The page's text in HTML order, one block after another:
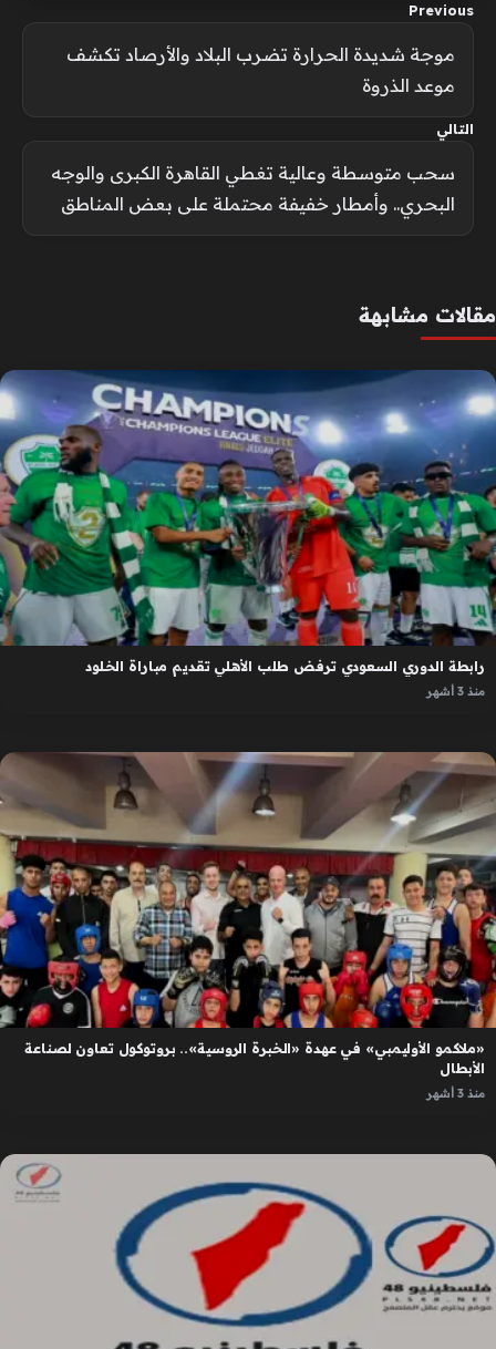
Previous
موجة شديدة الحرارة تضرب البلاد والأرصاد تكشف
موعد الذروة
التالي
سحب متوسطة وعالية تغطي القاهرة الكبرى والوجه
البحري.. وأمطار خفيفة محتملة على بعض المناطق
مقالات مشابهة
رابطة الدوري السعودي ترفض طلب الأهلي تقديم مباراة الخلود
منذ 3 أشهر
«ملاكمو الأوليمبي» في عهدة «الخبرة الروسية».. بروتوكول تعاون لصناعة
الأبطال
منذ 3 أشهر